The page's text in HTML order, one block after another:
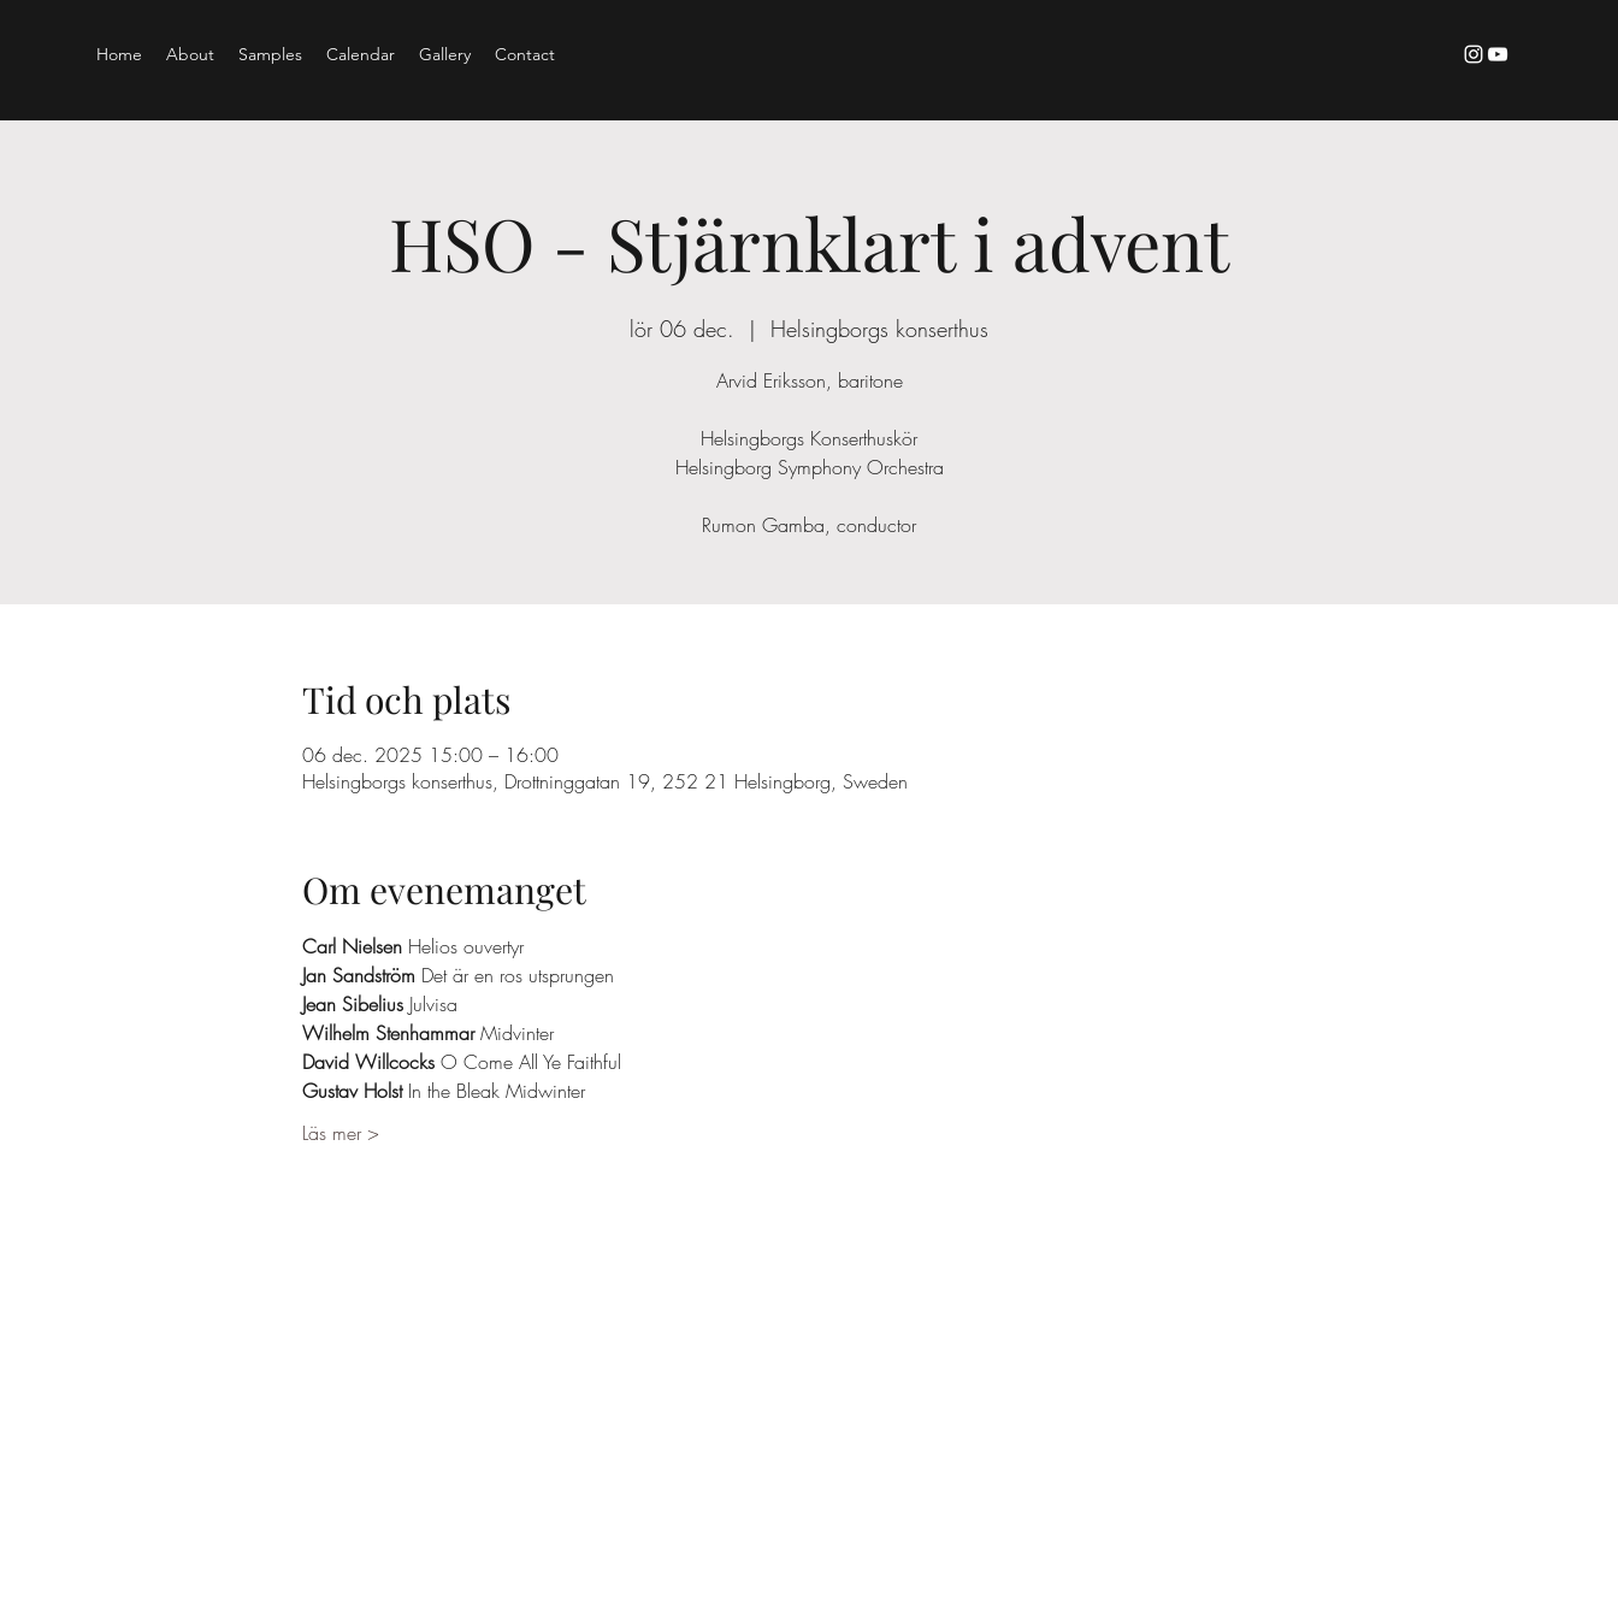
Home About Samples Calendar Gallery Contact
HSO - Stjärnklart i advent
lör 06 dec.
  |
Helsingborgs konserthus
Arvid Eriksson, baritone
Helsingborgs Konserthuskör
Helsingborg Symphony Orchestra
Rumon Gamba, conductor
Tid och plats
06 dec. 2025 15:00 – 16:00
Helsingborgs konserthus, Drottninggatan 19, 252 21 Helsingborg, Sweden
Om evenemanget
Carl Nielsen Helios ouvertyr
Jan Sandström Det är en ros utsprungen
Jean Sibelius Julvisa
Wilhelm Stenhammar Midvinter
David Willcocks O Come All Ye Faithful
Gustav Holst In the Bleak Midwinter
Läs mer >